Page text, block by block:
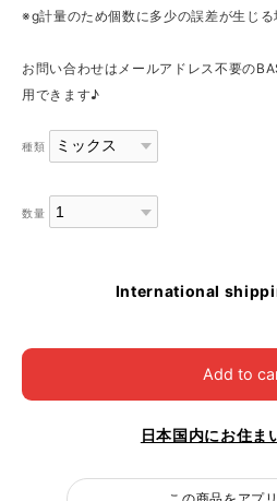
※g計量のため個数に多少の誤差が生じる
お問い合わせはメールアドレス不要の
用できます♪
種類
数量
International
Add to
日本国内にお住ま